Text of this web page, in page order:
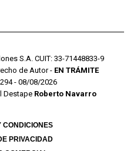
S.A. CUIT: 33-71448833-9
de Autor - EN TRÁMITE
- 08/08/2026
Destape Roberto Navarro
CONDICIONES
PRIVACIDAD